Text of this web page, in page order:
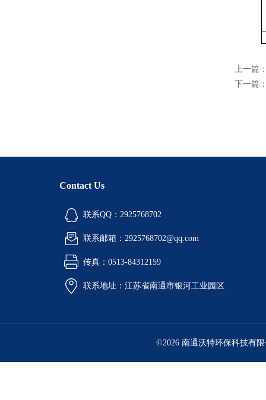
上一篇
下一篇
Contact Us
联系QQ：2925768702
联系邮箱：2925768702@qq.com
传真：0513-84312159
联系地址：江苏省南通市银河工业园区
©2026 南通沃特环保科技有